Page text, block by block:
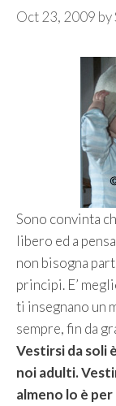
Oct 23, 2009 by
Sono convinta
libero ed a
non bisogna
principi. E’
ti insegnano un
sempre, fin da
Vestirsi da soli
noi adulti.
almeno lo è